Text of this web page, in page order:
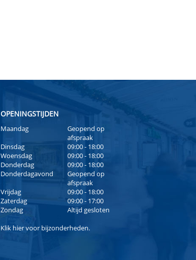
OPENINGSTIJDEN
Maandag
Geopend op
afspraak
Dinsdag
09:00 - 18:00
Woensdag
09:00 - 18:00
Donderdag
09:00 - 18:00
Donderdagavond
Geopend op
afspraak
Vrijdag
09:00 - 18:00
Zaterdag
09:00 - 17:00
Zondag
Altijd gesloten
Klik hiervoor bijzonderheden.